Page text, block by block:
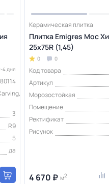
4 дня
80114
3
R9
5
да
Керамическая плитка
Плитка Emigres Мос
25x75R (1,45)
0 0
Код товара
Артикул
Морозостойкая
Помещение
Ректификат
Рисунок
4 670 ₽ м2